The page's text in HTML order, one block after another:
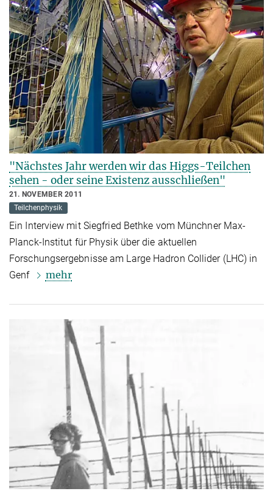
"Nächstes Jahr werden wir das Higgs-Teilchen
sehen - oder seine Existenz ausschließen"
21. NOVEMBER 2011
Teilchenphysik
Ein Interview mit Siegfried Bethke vom Münchner Max-
Planck-Institut für Physik über die aktuellen
Forschungsergebnisse am Large Hadron Collider (LHC) in
Genf
mehr